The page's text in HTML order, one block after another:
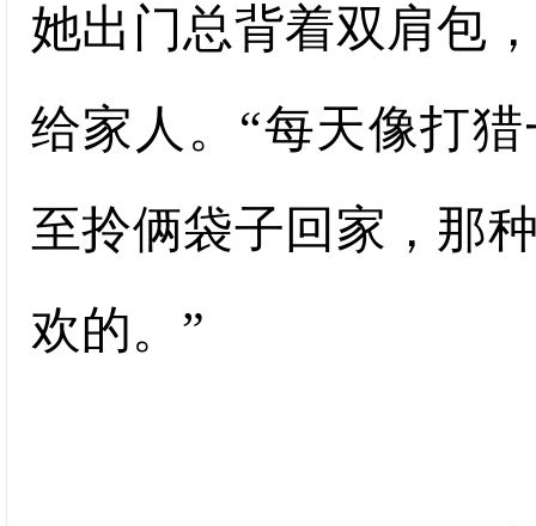
她出门总背着双肩包
给家人。“每天像打
至拎俩袋子回家，那
欢的。”